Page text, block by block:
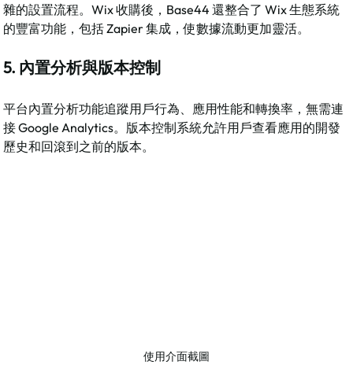
雜的設置流程。Wix 收購後，Base44 還整合了 Wix 生態系統
的豐富功能，包括 Zapier 集成，使數據流動更加靈活。​
5. 內置分析與版本控制
平台內置分析功能追蹤用戶行為、應用性能和轉換率，無需連
接 Google Analytics。版本控制系統允許用戶查看應用的開發
歷史和回滾到之前的版本。​
使用介面截圖